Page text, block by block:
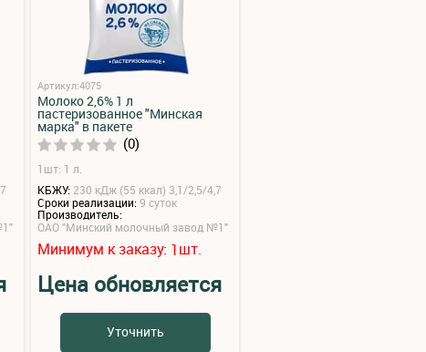
Артикул:4075
Молоко 2,6% 1 л
пастеризованное "Минская
марка" в пакете
(0)
1шт: 1 л.
КБЖУ: 230 кДж (55 ккал) 3,1/2,5/4,7
Сроки реализации:9 суток
Производитель:
ОАО "Минский молочный завод №1"
Минимум к заказу: 1шт.
Цена обновляется
Уточнить